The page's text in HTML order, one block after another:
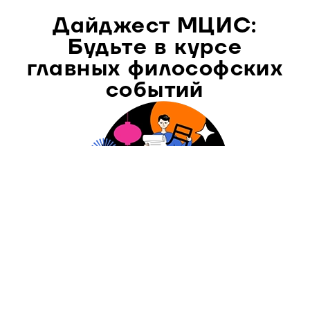
Дайджест МЦИС:
Будьте в курсе
главных философских
событий